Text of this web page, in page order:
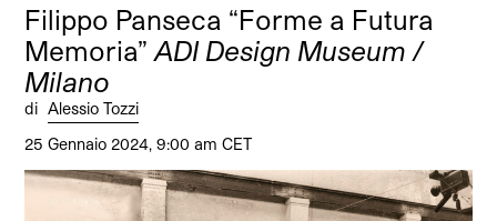
Filippo Panseca “Forme a Futura
Memoria”ADI Design Museum /
Milano
di Alessio Tozzi
25 Gennaio 2024, 9:00 am CET